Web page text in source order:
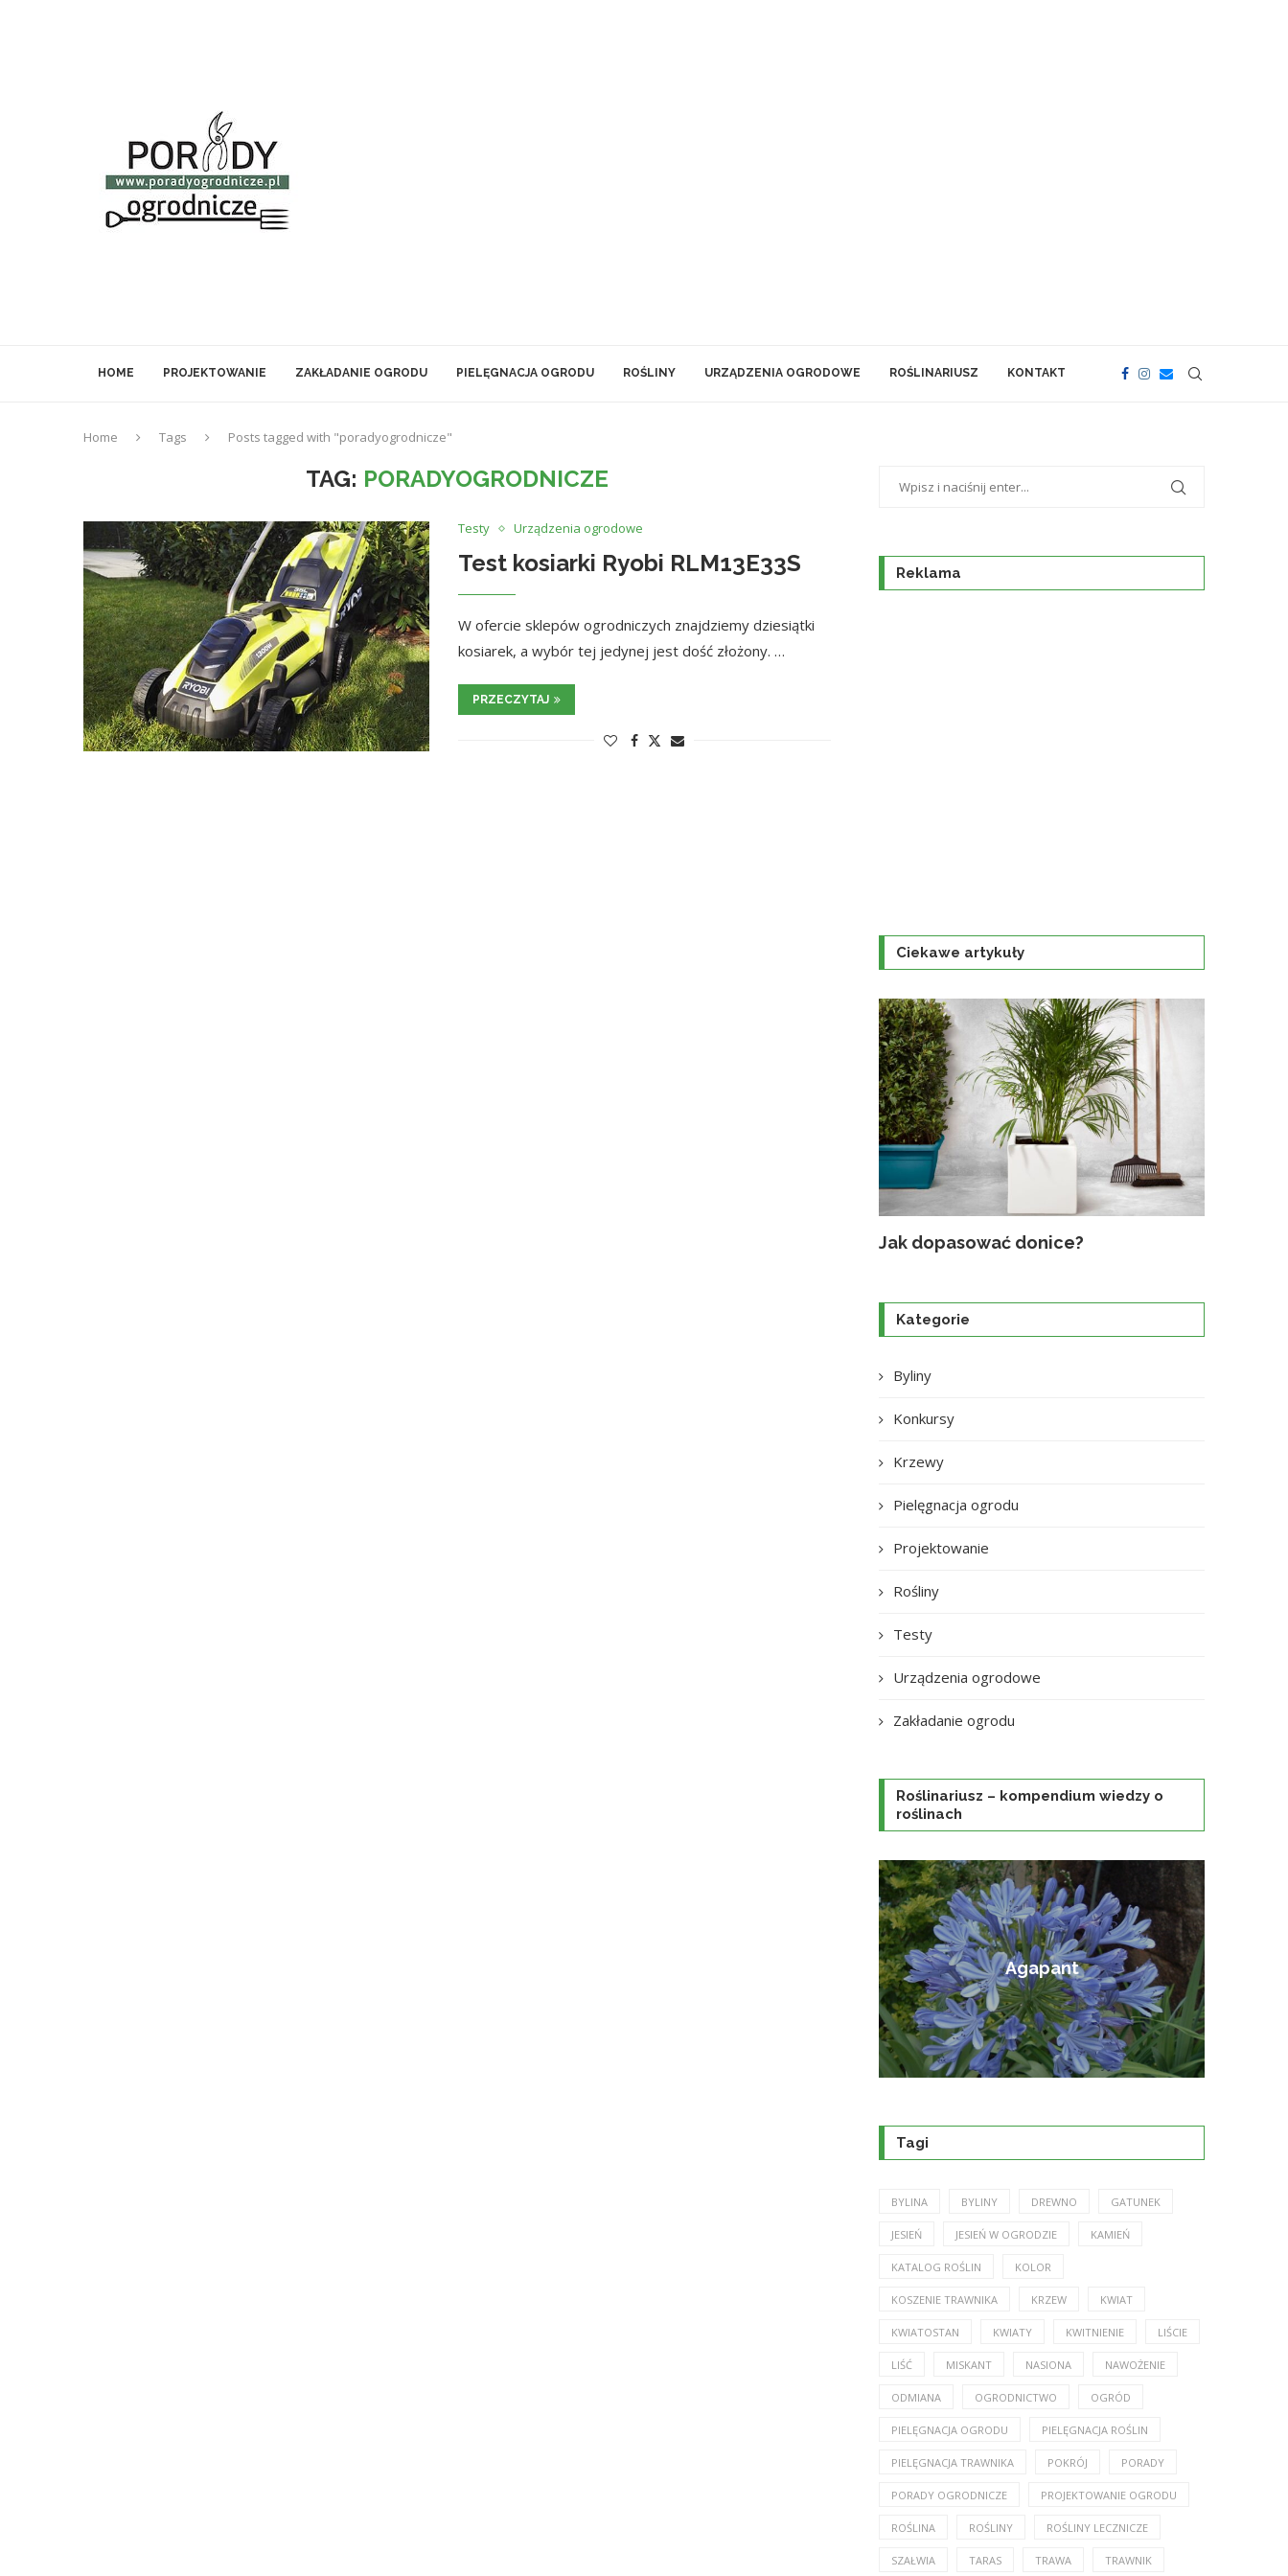
HOME PROJEKTOWANIE ZAKŁADANIE OGRODU PIELĘGNACJA OGRODU ROŚLINY URZĄDZENIA OGRODOWE ROŚLINARIUSZ KONTAKT
Home Tags Posts tagged with "poradyogrodnicze"
TAG: PORADYOGRODNICZE
Testy Urządzenia ogrodowe
Test kosiarki Ryobi RLM13E33S
W ofercie sklepów ogrodniczych znajdziemy dziesiątki
kosiarek, a wybór tej jedynej jest dość złożony. …
PRZECZYTAJ
Reklama
Ciekawe artykuły
Jak dopasować donice?
Kategorie
Byliny
Konkursy
Krzewy
Pielęgnacja ogrodu
Projektowanie
Rośliny
Testy
Urządzenia ogrodowe
Zakładanie ogrodu
Roślinariusz – kompendium wiedzy o
roślinach
Amorfa krzewiasta
Tagi
BYLINA BYLINY DREWNO GATUNEK
JESIEŃ JESIEŃ W OGRODZIE KAMIEŃ
KATALOG ROŚLIN KOLOR
KOSZENIE TRAWNIKA KRZEW KWIAT
KWIATOSTAN KWIATY KWITNIENIE LIŚCIE
LIŚĆ MISKANT NASIONA NAWOŻENIE
ODMIANA OGRODNICTWO OGRÓD
PIELĘGNACJA OGRODU PIELĘGNACJA ROŚLIN
PIELĘGNACJA TRAWNIKA POKRÓJ PORADY
PORADY OGRODNICZE PROJEKTOWANIE OGRODU
ROŚLINA ROŚLINY ROŚLINY LECZNICZE
SZAŁWIA TARAS TRAWA TRAWNIK